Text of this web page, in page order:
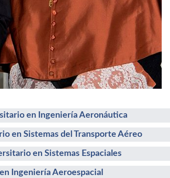
en Ingeniería Aeronáutica
en Sistemas del Transporte Aéreo
en Sistemas Espaciales
Ingeniería Aeroespacial